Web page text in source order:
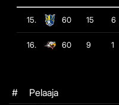
15. 60 15 6
16. 60 9 1
# Pelaaja